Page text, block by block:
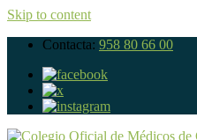
Skip to content
Contacta: 958 80 66 00